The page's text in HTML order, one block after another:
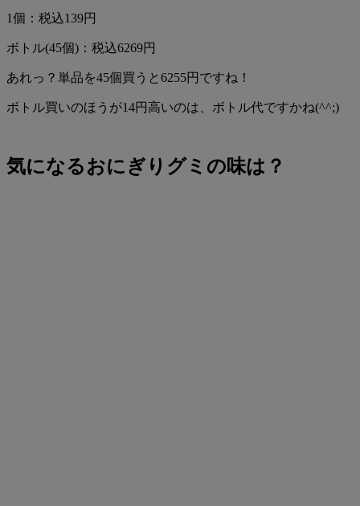
1個：税込139円
ボトル(45個)：税込6269円
あれっ？単品を45個買うと6255円ですね！
ボトル買いのほうが14円高いのは、ボトル代ですかね(^^;)
気になるおにぎりグミの味は？